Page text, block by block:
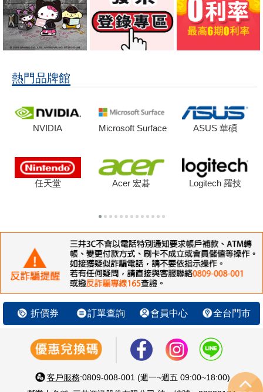
熱門品牌館
NVIDIA Microsoft Surface ASUS 華碩
任天堂 Acer 宏碁 Logitech 羅技
折價券 訂單查詢 會員中心 全台門市
客戶服務:0809-008-001 (週一~週五 09:00~18:00)